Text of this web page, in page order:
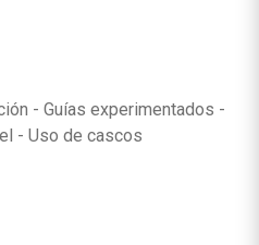
- Guías experimentados -
- Uso de cascos